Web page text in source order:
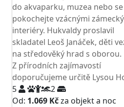
do akvaparku, muzea nebo se
pokochejte vzácnými
interiéry. Hukvaldy proslavil
skladatel Leoš Janáček, děti
na středověký hrad s oborou.
Z přírodních zajímavostí
doporučujeme určitě Lysou
5
2
Od: 1.069 Kčza objekt a noc